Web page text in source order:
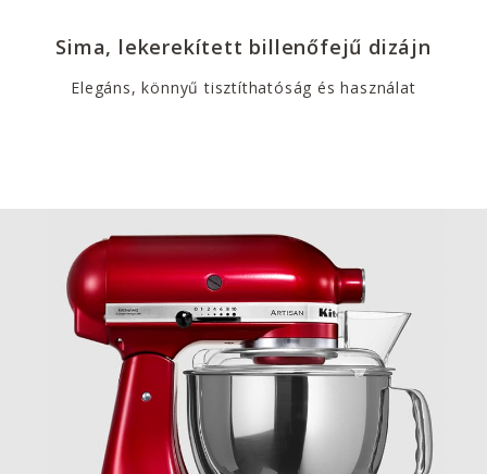
Sima, lekerekített billenőfejű dizájn
Elegáns, könnyű tisztíthatóság és használat